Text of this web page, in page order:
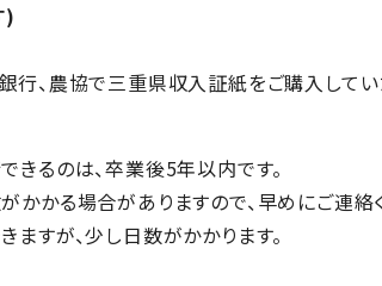
)
、農協で三重県収入証紙をご購入してい
るのは、卒業後5年以内です。
かる場合がありますので、早めにご連絡
すが、少し日数がかかります。